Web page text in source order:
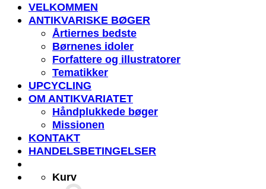
VELKOMMEN
ANTIKVARISKE BØGER
Årtiernes bedste
Børnenes idoler
Forfattere og illustratorer
Tematikker
UPCYCLING
OM ANTIKVARIATET
Håndplukkede bøger
Missionen
KONTAKT
HANDELSBETINGELSER
Kurv